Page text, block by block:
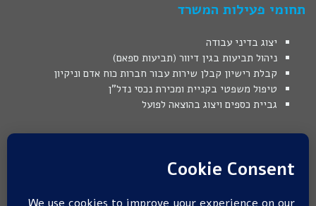
תחומי פעילות המשרד
יצוג בדיני עבודה
ניהול תביעות בגין דיוור (תביעות ספאם)
קבלת רישיון קבלן שירות עבור חברות כוח אדם וניקיון
טיפול משפטי בקניית ומכירת נכסי נדל"ן
גביית כספים ויצוג בהוצאה לפועל
קריאת המידע המוצג ו/או השימוש במידע שבאתר בכדי ליצור יחסי